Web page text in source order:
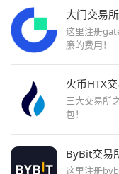
大门交易所
这里注册
廉的费用！
火币HTX
三大交易所
包！
ByBit交易
这里注册